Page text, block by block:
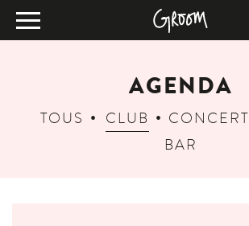
AGENDA
TOUS CLUB CONCERT
BAR